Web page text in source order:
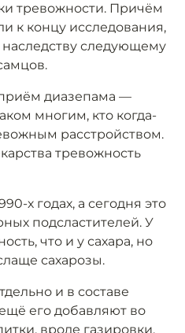
тревожности. Причём
к концу исследования,
следующему
диазепама —
многим, кто когда-
расстройством.
тревожность
х годах, а сегодня это
подсластителей. У
что и у сахара, но
сахарозы.
и в составе
его добавляют во
вроде газировки,